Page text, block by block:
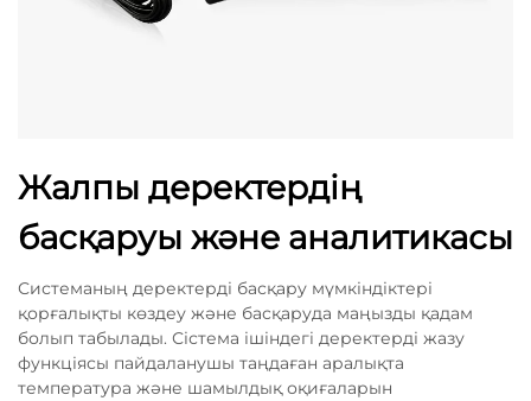
Жалпы деректердің
басқаруы және аналитикасы
Системаның деректерді басқару мүмкіндіктері
қорғалықты көздеу және басқаруда маңызды қадам
болып табылады. Сістема ішіндегі деректерді жазу
функціясы пайдаланушы таңдаған аралықта
температура және шамылдық оқиғаларын